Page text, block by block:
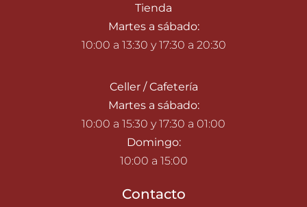
Tienda
Martes a sábado:
10:00 a 13:30 y 17:30 a 20:30
Celler / Cafetería
Martes a sábado:
10:00 a 15:30 y 17:30 a 01:00
Domingo:
10:00 a 15:00
Contacto